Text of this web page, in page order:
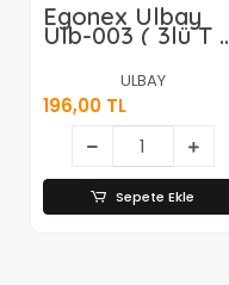
Egonex Ulbay
Ulb-003 ( 3lü T )
( Ef Ara ) ( 20pcs
Konnektör
Birleştirici*100
ULBAY
196,00 TL
Sepete Ekle